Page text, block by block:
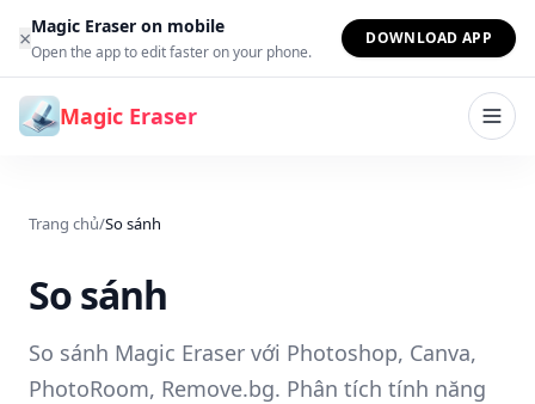
Bỏ qua đến nội dung
×Magic Eraser on mobile
Open the app to edit faster on your phone.
DOWNLOAD APP
Magic Eraser
Trang chủ/So sánh
So sánh
So sánh Magic Eraser với Photoshop, Canva,
PhotoRoom, Remove.bg. Phân tích tính năng